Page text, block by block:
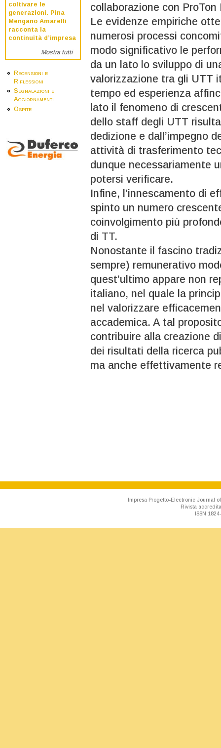
coltivare le
generazioni. Pina
Mengano Amarelli
racconta la
continuità d’impresa
Mostra tutti
Recensioni e
Riflessioni
Segnalazioni e
Aggiornamenti
Ospite
collaborazione con
Le evidenze empiriche
numerosi processi
modo significativo le
da un lato lo sviluppo di
valorizzazione tra gli UTT
tempo ed esperienza
lato il fenomeno di
dello staff degli UTT
dedizione e dall’impegno
attività di trasferimento
dunque necessariamente
potersi verificare.
Infine, l’innescamento di
spinto un numero
coinvolgimento più
di TT.
Nonostante il fascino
sempre) remunerativo
quest’ultimo appare non
italiano, nel quale la
nel valorizzare
accademica. A tal
contribuire alla creazione
dei risultati della ricerca
ma anche effettivamente
Impresa Progetto-Electronic Journal
Rivista
ISSN